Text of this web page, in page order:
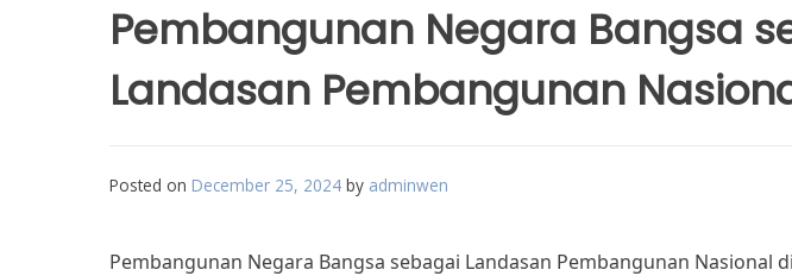
Pembangunan Negara Bangsa
Landasan Pembangunan
Posted on December 25, 2024 by adminwen
Pembangunan Negara Bangsa sebagai Landasan Pembangunan Nasional